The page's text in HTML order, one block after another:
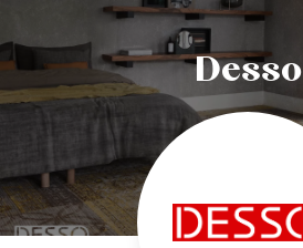
Desso